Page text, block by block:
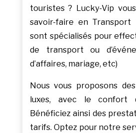
touristes ? Lucky-Vip
savoir-faire en Transport
sont spécialisés pour
de transport ou
d’affaires, mariage, etc)
Nous vous proposons
luxes, avec le confort
Bénéficiez ainsi des
tarifs. Optez pour notre